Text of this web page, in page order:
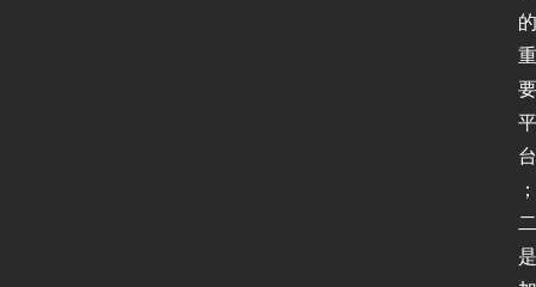
的
重
要
平
台
；
二
是